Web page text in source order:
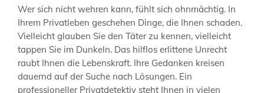
Wer sich nicht wehren kann, fühlt sich ohnmächtig. In
Ihrem Privatleben geschehen Dinge, die Ihnen schaden.
Vielleicht glauben Sie den Täter zu kennen, vielleicht
tappen Sie im Dunkeln. Das hilflos erlittene Unrecht
raubt Ihnen die Lebenskraft. Ihre Gedanken kreisen
dauernd auf der Suche nach Lösungen. Ein
professioneller Privatdetektiv steht Ihnen in vielen